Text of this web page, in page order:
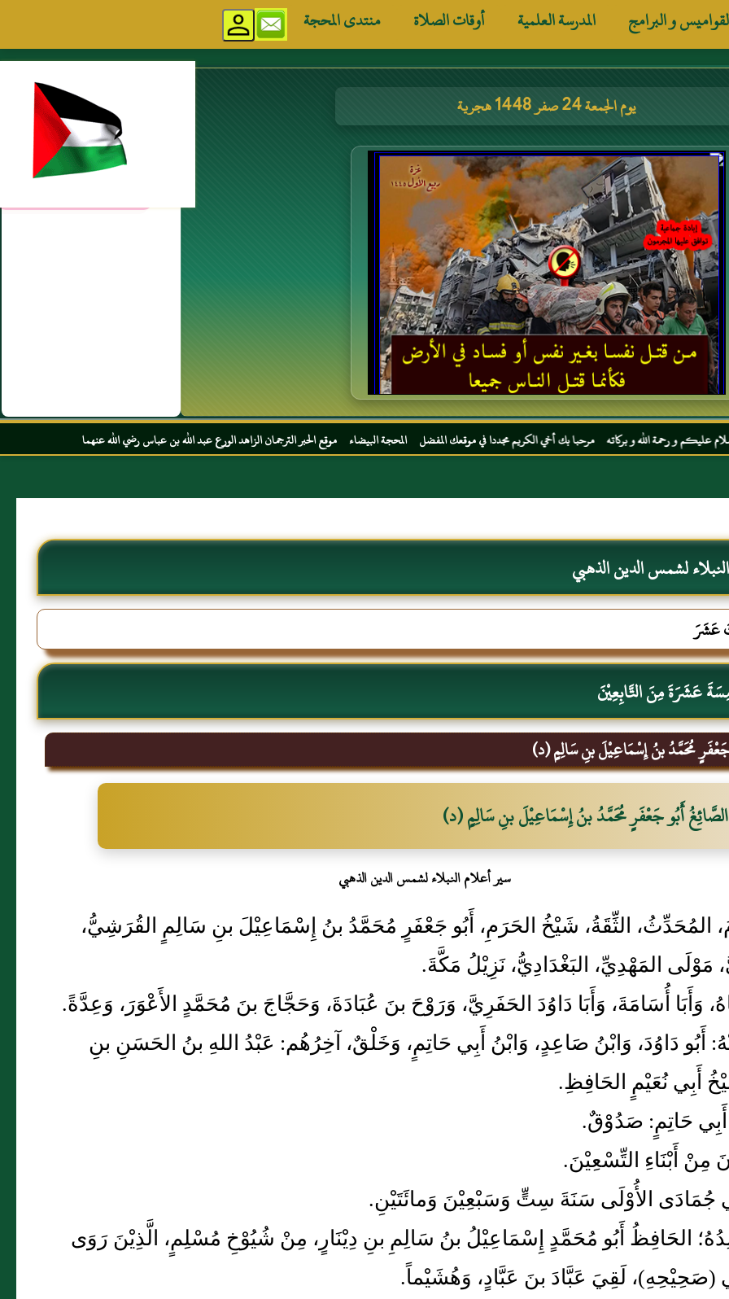
و البرامج المدرسة العلمية أوقات الصلاة منتدى المحجة
يوم الجمعة 24 صفر 1448 هجرية مواقع إسلامية
الله و بركاته مرحبا بك أخي الكريم مجددا في موقعك المفضل المحجة البيضاء موقع الحبر الترجمان الزاهد الورع عبد الله بن عباس رضي الله عنهما
لشمس الدين الذهبي
عَشَرَ
عَشَرَةَ مِنَ التَّابِعِيْنَ
جَعْفَرٍ مُحَمَّدُ بنُ إِسْمَاعِيْلَ بنِ سَالِمٍ (د)
الصَّائِغُ أَبُو جَعْفَرٍ مُحَمَّدُ بنُ إِسْمَاعِيْلَ بنِ سَالِمٍ (د)
سير أعلام النبلاء لشمس الدين الذهبي
المُحَدِّثُ، الثِّقَةُ، شَيْخُ الحَرَمِ، أَبُو جَعْفَرٍ مُحَمَّدُ بنُ إِسْمَاعِيْلَ بنِ سَالِمٍ القُرَشِيُّ،
مَوْلَى المَهْدِيِّ، البَغْدَادِيُّ، نَزِيْلُ مَكَّةَ.
وَأَبَا أُسَامَةَ، وَأَبَا دَاوُدَ الحَفَرِيَّ، وَرَوْحَ بنَ عُبَادَةَ، وَحَجَّاجَ بنَ مُحَمَّدٍ الأَعْوَرَ، وَعِدَّةً.
أَبُو دَاوُدَ، وَابْنُ صَاعِدٍ، وَابْنُ أَبِي حَاتِمٍ، وَخَلْقٌ، آخِرُهُم: عَبْدُ اللهِ بنُ الحَسَنِ بنِ
أَبِي نُعَيْمٍ الحَافِظِ.
حَاتِمٍ: صَدُوْقٌ.
مِنْ أَبْنَاءِ التِّسْعِيْنَ.
الأُوْلَى سَنَةَ سِتٍّ وَسَبْعِيْنَ وَمائَتَيْنِ.
الحَافِظُ أَبُو مُحَمَّدٍ إِسْمَاعِيْلُ بنُ سَالِمِ بنِ دِيْنَارٍ، مِنْ شُيُوْخِ مُسْلِمٍ، الَّذِيْنَ رَوَى
(صَحِيْحِهِ)، لَقِيَ عَبَّادَ بنَ عَبَّادٍ، وَهُشَيْماً.